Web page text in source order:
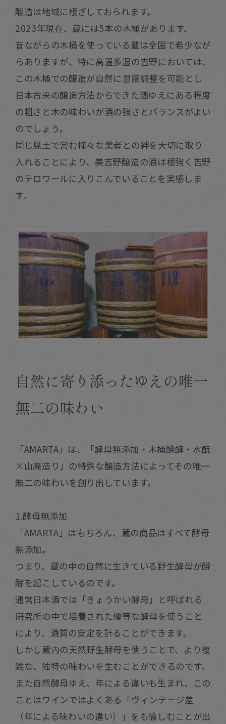
醸造は地域に根ざしておられます。
2023年現在、蔵には5本の木桶があります。
昔ながらの木桶を使っている蔵は全国で希少なが
らありますが、特に高温多湿の吉野においては、
この木桶での醸造が自然に湿度調整を可能とし
日本古来の醸造方法からできた酒ゆえにある程度
の粗さと木の味わいが酒の強さとバランスがよい
のでしょう。
同じ風土で営む様々な業者との絆を大切に取り
入れることにより、美吉野醸造の酒は根強く吉野
のテロワールに入りこんでいることを実感しま
す。
自然に寄り添ったゆえの唯一
無二の味わい
「AMARTA」は、「酵母無添加・木桶醗酵・水酛
×山廃造り」の特殊な醸造方法によってその唯一
無二の味わいを創り出しています。
1.酵母無添加
「AMARTA」はもちろん、蔵の商品はすべて酵母
無添加。
つまり、蔵の中の自然に生きている野生酵母が醗
酵を起こしているのです。
通常日本酒では「きょうかい酵母」と呼ばれる
研究所の中で培養された優等な酵母を使うこと
により、酒質の安定を計ることができます。
しかし蔵内の天然野生酵母を使うことで、より複
雑な、独特の味わいを生むことができるのです。
また自然酵母ゆえ、年による違いも生まれ、この
ことはワインではよくある「ヴィンテージ差
（年による味わいの違い）」をも愉しむことが出